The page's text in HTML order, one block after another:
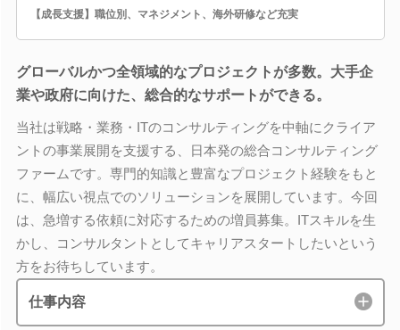
【成長支援】職位別、マネジメント、海外研修など充実
グローバルかつ全領域的なプロジェクトが多数。大手企
業や政府に向けた、総合的なサポートができる。
当社は戦略・業務・ITのコンサルティングを中軸にクライア
ントの事業展開を支援する、日本発の総合コンサルティング
ファームです。専門的知識と豊富なプロジェクト経験をもと
に、幅広い視点でのソリューションを展開しています。今回
は、急増する依頼に対応するための増員募集。ITスキルを生
かし、コンサルタントとしてキャリアスタートしたいという
方をお待ちしています。
仕事内容